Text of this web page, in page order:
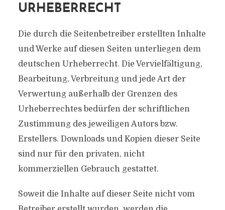
URHEBERRECHT
Die durch die Seitenbetreiber erstellten Inhalte
und Werke auf diesen Seiten unterliegen dem
deutschen Urheberrecht. Die Vervielfältigung,
Bearbeitung, Verbreitung und jede Art der
Verwertung außerhalb der Grenzen des
Urheberrechtes bedürfen der schriftlichen
Zustimmung des jeweiligen Autors bzw.
Erstellers. Downloads und Kopien dieser Seite
sind nur für den privaten, nicht
kommerziellen Gebrauch gestattet.
Soweit die Inhalte auf dieser Seite nicht vom